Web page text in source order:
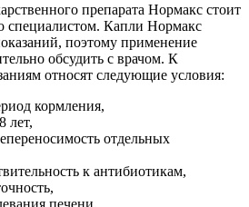
препарата Нормакс стоит
специалистом. Капли Нормакс
поэтому применение
обсудить с врачом. К
относят следующие условия:
кормления,
лет,
отдельных
к антибиотикам,
печени,